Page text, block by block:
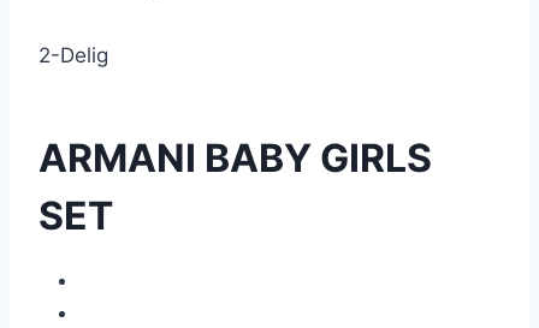
2-Delig
ARMANI BABY GIRLS
SET